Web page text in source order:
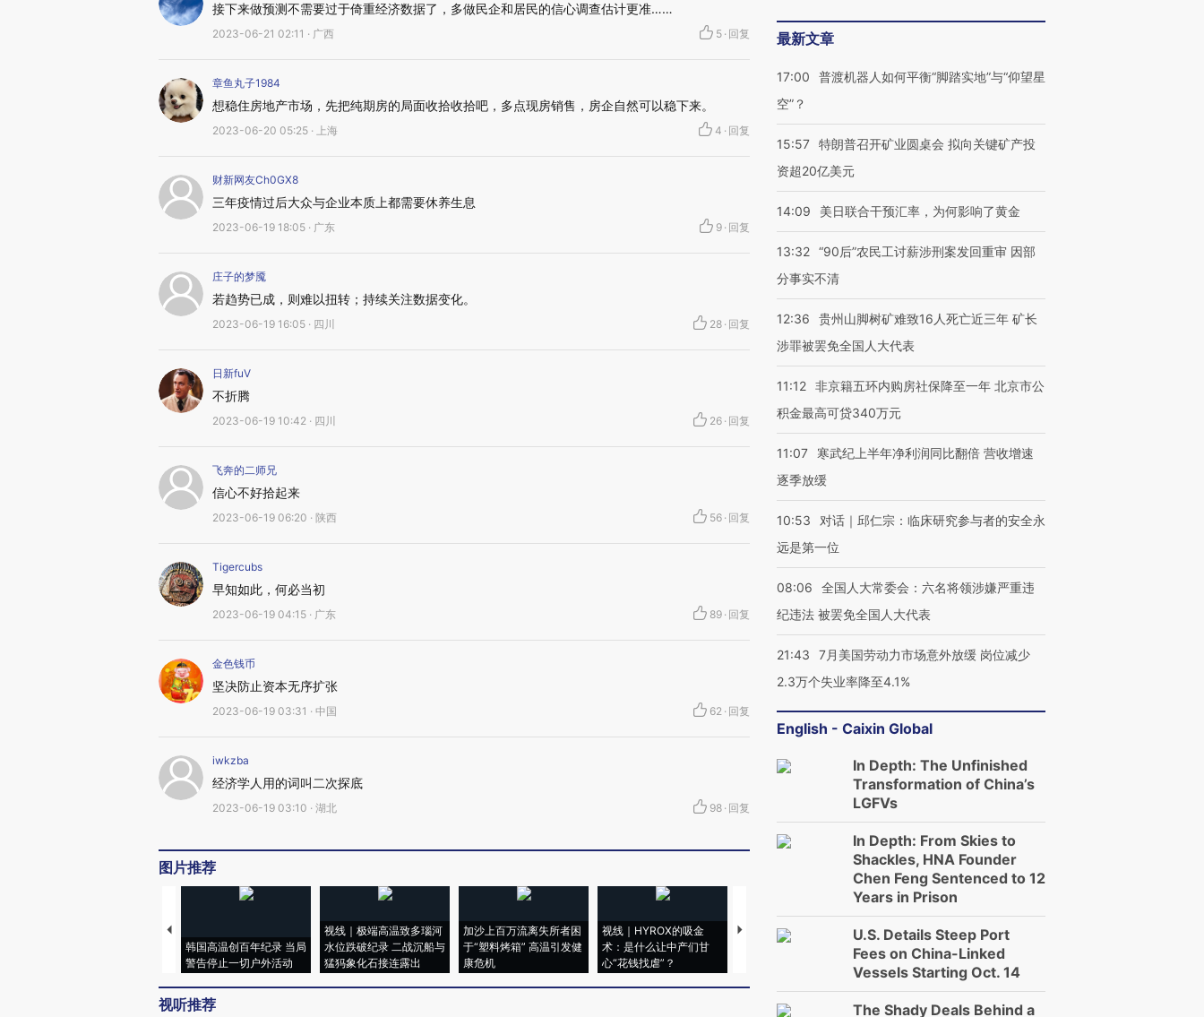
接下来做预测不需要过于倚重经济数据了，多做民企和居民的信心调查估计更准……
2023-06-21 02:11 · 广西 5 · 回复
章鱼丸子1984
想稳住房地产市场，先把纯期房的局面收拾收拾吧，多点现房销售，房企自然可以稳下来。
2023-06-20 05:25 · 上海 4 · 回复
财新网友Ch0GX8
三年疫情过后大众与企业本质上都需要休养生息
2023-06-19 18:05 · 广东 9 · 回复
庄子的梦魇
若趋势已成，则难以扭转；持续关注数据变化。
2023-06-19 16:05 · 四川 28 · 回复
日新fuV
不折腾
2023-06-19 10:42 · 四川 26 · 回复
飞奔的二师兄
信心不好拾起来
2023-06-19 06:20 · 陕西 56 · 回复
Tigercubs
早知如此，何必当初
2023-06-19 04:15 · 广东 89 · 回复
金色钱币
坚决防止资本无序扩张
2023-06-19 03:31 · 中国 62 · 回复
iwkzba
经济学人用的词叫二次探底
2023-06-19 03:10 · 湖北 98 · 回复
图片推荐
韩国高温创百年纪录 当局
警告停止一切户外活动
视线｜极端高温致多瑙河
水位跌破纪录 二战沉船与
猛犸象化石接连露出
加沙上百万流离失所者困
于“塑料烤箱” 高温引发健
康危机
视线｜HYROX的吸金
术：是什么让中产们甘
心“花钱找虐”？
马航飞行员跨国走私7万
粒摇头丸 尿检体内含3种
视线｜被称为“蟑螂”的印
度Z世代 用街头抗争将教
育部长拱下台
视听推荐
最新文章
17:00
普渡机器人如何平衡“脚踏实地”与“仰望星
空”？
15:57 特朗普召开矿业圆桌会 拟向关键矿产投
资超20亿美元
14:09 美日联合干预汇率，为何影响了黄金
13:32 “90后”农民工讨薪涉刑案发回重审 因部
分事实不清
12:36
贵州山脚树矿难致16人死亡近三年 矿长
涉罪被罢免全国人大代表
11:12 非京籍五环内购房社保降至一年 北京市公
积金最高可贷340万元
11:07
寒武纪上半年净利润同比翻倍 营收增速
逐季放缓
10:53
对话｜邱仁宗：临床研究参与者的安全永
远是第一位
08:06
全国人大常委会：六名将领涉嫌严重违
纪违法 被罢免全国人大代表
21:43
7月美国劳动力市场意外放缓 岗位减少
2.3万个失业率降至4.1%
English - Caixin Global
In Depth: The Unfinished
Transformation of China’s
LGFVs
In Depth: From Skies to
Shackles, HNA Founder
Chen Feng Sentenced to 12
Years in Prison
U.S. Details Steep Port
Fees on China-Linked
Vessels Starting Oct. 14
The Shady Deals Behind a